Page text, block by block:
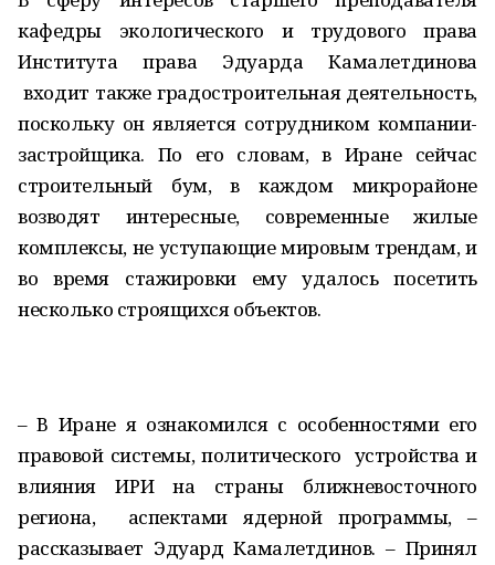
кафедры экологического и трудового права
Института права Эдуарда Камалетдинова
входит также градостроительная деятельность,
поскольку он является сотрудником компании-
застройщика. По его словам, в Иране сейчас
строительный бум, в каждом микрорайоне
возводят интересные, современные жилые
комплексы, не уступающие мировым трендам, и
во время стажировки ему удалось посетить
несколько строящихся объектов.
– В Иране я ознакомился с особенностями его
правовой системы, политического устройства и
влияния ИРИ на страны ближневосточного
региона, аспектами ядерной программы, –
рассказывает Эдуард Камалетдинов. – Принял